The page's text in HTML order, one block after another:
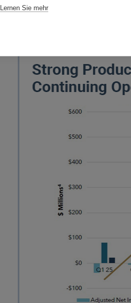
unterhalb von USD 2.000 und
Lernen Sie mehr